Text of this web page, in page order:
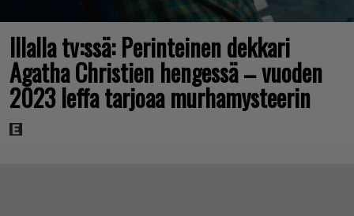
Illalla tv:ssä: Perinteinen dekkari
Agatha Christien hengessä – vuoden
2023 leffa tarjoaa murhamysteerin